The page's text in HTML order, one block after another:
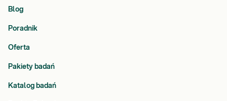
Blog
Poradnik
Oferta
Pakiety badań
Katalog badań